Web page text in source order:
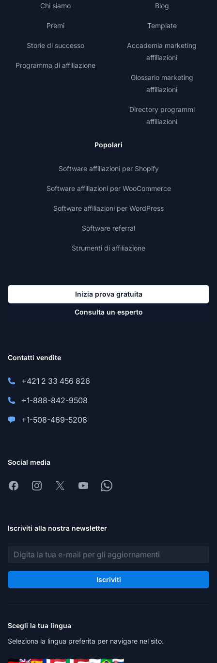
Chi siamo
Premi
Storie di successo
Programma di affiliazione
Blog
Template
Accademia marketing
affiliazioni
Glossario marketing
affiliazioni
Directory programmi
affiliazioni
Popolari
Software affiliazioni per Shopify
Software affiliazioni per WooCommerce
Software affiliazioni per WordPress
Software referral
Strumenti di affiliazione
Inizia prova gratuita
Consulta un esperto
Contatti vendite
+421 2 33 456 826
+1-888-842-9508
+1-508-469-5208
Social media
FacebookInstagram
X YoutubeWhatsapp
Iscriviti alla nostra newsletter
Indirizzo email
Iscriviti
Scegli la tua lingua
Seleziona la lingua preferita per navigare nel sito.